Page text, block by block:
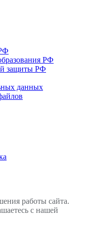
РФ
защиты РФ
данных
работы сайта.
с нашей